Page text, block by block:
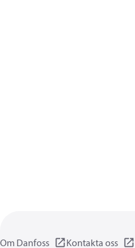
Om Danfoss Kontakta oss